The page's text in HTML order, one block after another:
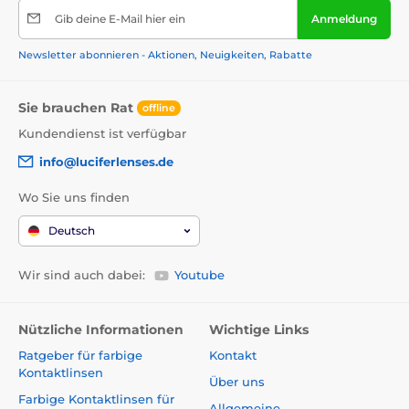
Gib deine E-Mail hier ein Anmeldung
Newsletter abonnieren - Aktionen, Neuigkeiten, Rabatte
Sie brauchen Rat offline
Kundendienst ist verfügbar
info@luciferlenses.de
Wo Sie uns finden
Deutsch
Wir sind auch dabei: Youtube
Nützliche Informationen
Ratgeber für farbige
Kontaktlinsen
Farbige Kontaktlinsen für
Wichtige Links
Kontakt
Über uns